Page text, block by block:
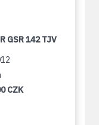
GSR 142 TJV
CZK